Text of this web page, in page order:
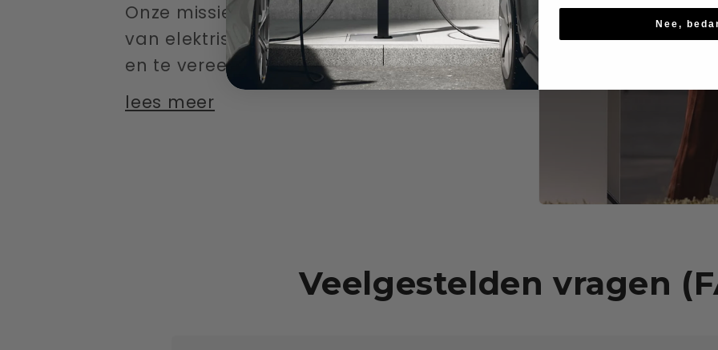
Onze missie is om de laadervaring
van elektrische auto's te verbeteren
en te vereenvoudigen.
lees meer
Veelgestelden vragen
Nee,